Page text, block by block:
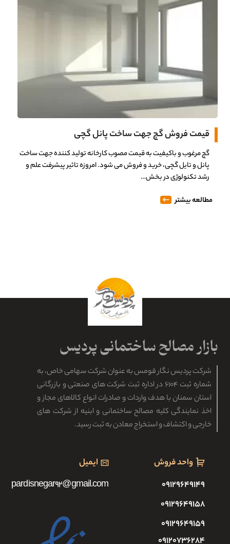
قیمت فروش گچ جهت ساخت پانل گچی
گچ مرغوب و باکیفیت به قیمت مصوب کارخانه تولید کننده جهت ساخت
پانل و تایل گچی، خرید و فروش می شود. امروزه تاثیر پیشرفت علم و
رشد تکنولوژی در بخش…
مطالعه بیشتر
شرکت پردیس نگار قومس به عنوان شرکت سهامی خاص، به
شماره ثبت ۶۱۰۴ در اداره ثبت شرکت های صنعتی و بازرگانی
استان سمنان با هدف واردات و صادرات انواع کالاهای مجاز و
اخذ نمایندگی کلیه مصالح ساختمانی و ابنیه از شرکت های
خارجی و اکتشاف و استخراج معادن به ثبت رسید.
واحد فروش
۰۹۱۲۹۶۴۹۱۴۹
۰۹۱۲۹۶۴۹۱۵۸
۰۹۱۲۹۶۴۹۱۵۹
ایمیل
pardisnegar92@gmail.com